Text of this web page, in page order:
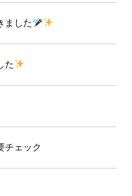
ました
た
チェック